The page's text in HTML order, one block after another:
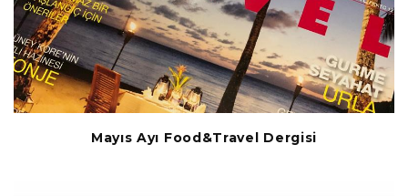
Mayıs Ayı Food&Travel Dergisi